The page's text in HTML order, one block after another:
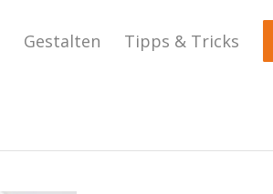
Gestalten Tipps & Tricks